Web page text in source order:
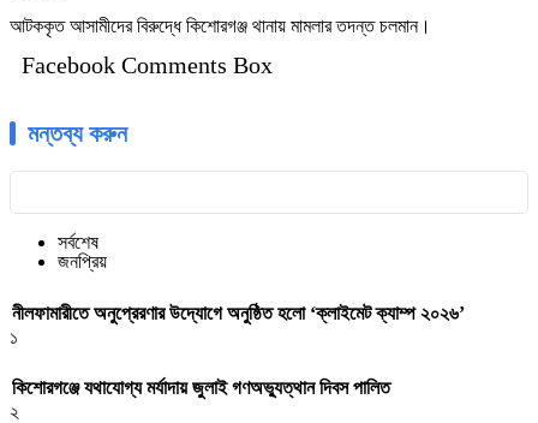
আটককৃত আসামীদের বিরুদ্ধে কিশোরগঞ্জ থানায় মামলার তদন্ত চলমান।
Facebook Comments Box
মন্তব্য করুন
সর্বশেষ
জনপ্রিয়
নীলফামারীতে অনুপ্রেরণার উদ্যোগে অনুষ্ঠিত হলো ‘ক্লাইমেট ক্যাম্প ২০২৬’
১
কিশোরগঞ্জে যথাযোগ্য মর্যাদায় জুলাই গণঅভ্যুত্থান দিবস পালিত
২